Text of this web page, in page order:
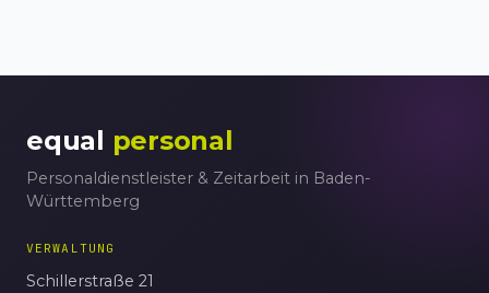
equal personal
Personaldienstleister & Zeitarbeit in Baden-
Württemberg
VERWALTUNG
Schillerstraße 21